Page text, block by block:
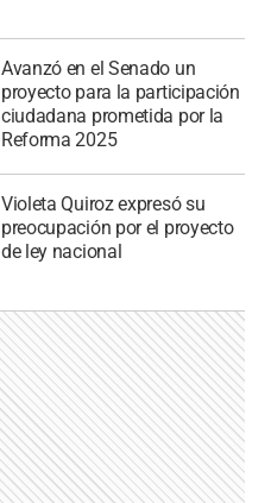
Avanzó en el Senado un
proyecto para la participación
ciudadana prometida por la
Reforma 2025
Violeta Quiroz expresó su
preocupación por el proyecto
de ley nacional